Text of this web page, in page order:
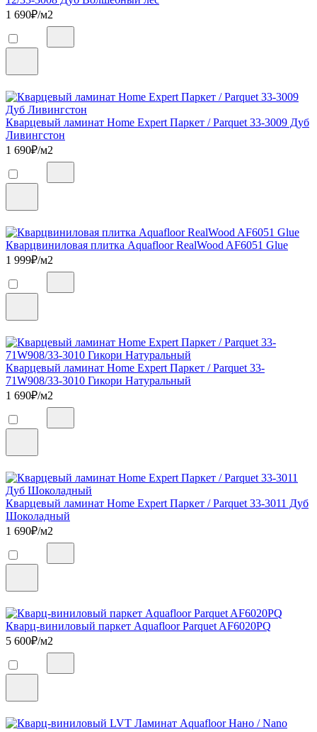
1 690₽/м2
Кварцевый ламинат Home Expert Паркет / Parquet 33-3009 Дуб
Ливингстон
1 690₽/м2
Кварцвиниловая плитка Aquafloor RealWood AF6051 Glue
1 999₽/м2
Кварцевый ламинат Home Expert Паркет / Parquet 33-
71W908/33-3010 Гикори Натуральный
1 690₽/м2
Кварцевый ламинат Home Expert Паркет / Parquet 33-3011 Дуб
Шоколадный
1 690₽/м2
Кварц-виниловый паркет Aquafloor Parquet AF6020PQ
5 600₽/м2